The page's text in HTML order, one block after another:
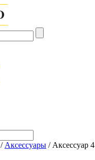
/ Аксессуары / Аксессуар 4